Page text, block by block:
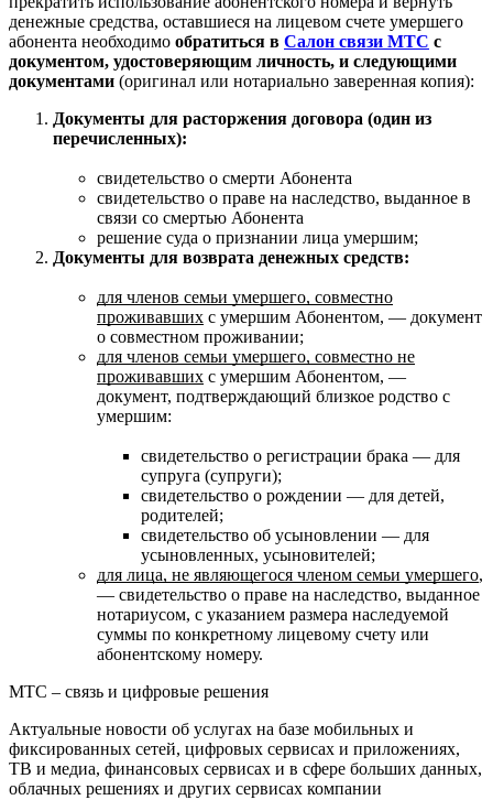
денежные средства, оставшиеся на лицевом счете умершего
абонента необходимо обратиться в Салон связи МТС с
документом, удостоверяющим личность, и следующими
документами (оригинал или нотариально заверенная копия):
Документы для расторжения договора (один из
перечисленных):
свидетельство о смерти Абонента
свидетельство о праве на наследство, выданное в
связи со смертью Абонента
решение суда о признании лица умершим;
Документы для возврата денежных средств:
для членов семьи умершего, совместно
проживавших с умершим Абонентом, — документ
о совместном проживании;
для членов семьи умершего, совместно не
проживавших с умершим Абонентом, —
документ, подтверждающий близкое родство с
умершим:
свидетельство о регистрации брака — для
супруга (супруги);
свидетельство о рождении — для детей,
родителей;
свидетельство об усыновлении — для
усыновленных, усыновителей;
для лица, не являющегося членом семьи умершего,
— свидетельство о праве на наследство, выданное
нотариусом, с указанием размера наследуемой
суммы по конкретному лицевому счету или
абонентскому номеру.
МТС – связь и цифровые решения
Актуальные новости об услугах на базе мобильных и
фиксированных сетей, цифровых сервисах и приложениях,
ТВ и медиа, финансовых сервисах и в сфере больших данных,
облачных решениях и других сервисах компании